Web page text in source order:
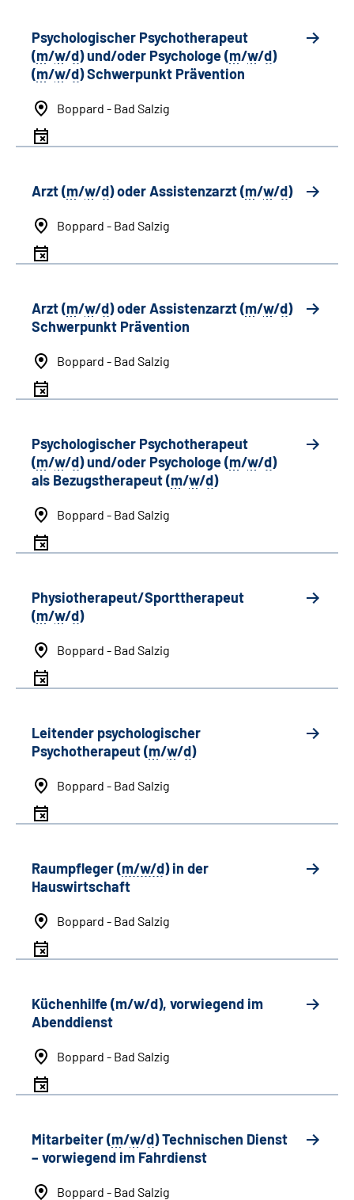
Psychologischer Psychotherapeut
(m/w/d) und/oder Psychologe (m/w/d)
(m/w/d) Schwerpunkt Prävention
Boppard - Bad Salzig
Arzt (m/w/d) oder Assistenzarzt (m/w/d)
Boppard - Bad Salzig
Arzt (m/w/d) oder Assistenzarzt (m/w/d)
Schwerpunkt Prävention
Boppard - Bad Salzig
Psychologischer Psychotherapeut
(m/w/d) und/oder Psychologe (m/w/d)
als Bezugstherapeut (m/w/d)
Boppard - Bad Salzig
Physiotherapeut/Sporttherapeut
(m/w/d)
Boppard - Bad Salzig
Leitender psychologischer
Psychotherapeut (m/w/d)
Boppard - Bad Salzig
Raumpfleger (m/w/d) in der
Hauswirtschaft
Boppard - Bad Salzig
Küchenhilfe (m/w/d), vorwiegend im
Abenddienst
Boppard - Bad Salzig
Mitarbeiter (m/w/d) Technischen Dienst
– vorwiegend im Fahrdienst
Boppard - Bad Salzig